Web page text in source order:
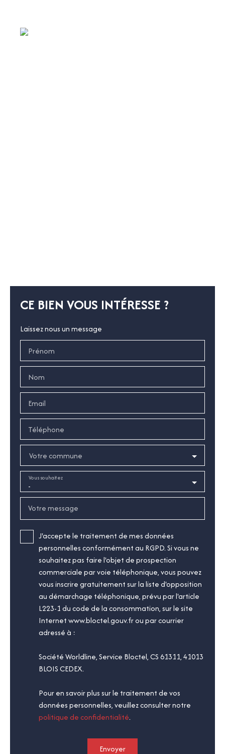
CE BIEN VOUS INTÉRESSE ?
Laissez nous un message
Prénom
Nom
Email
Téléphone
Votre commune
-
Vous souhaitez
Votre message
J'accepte le traitement de mes données
personnelles conformément au RGPD. Si vous ne
souhaitez pas faire l'objet de prospection
commerciale par voie téléphonique, vous pouvez
vous inscrire gratuitement sur la liste d'opposition
au démarchage téléphonique, prévu par l'article
L223-1 du code de la consommation, sur le site
Internet www.bloctel.gouv.fr ou par courrier
adressé à :
Société Worldline, Service Bloctel, CS 61311, 41013
BLOIS CEDEX.
Pour en savoir plus sur le traitement de vos
données personnelles, veuillez consulter notre
politique de confidentialité.
Envoyer